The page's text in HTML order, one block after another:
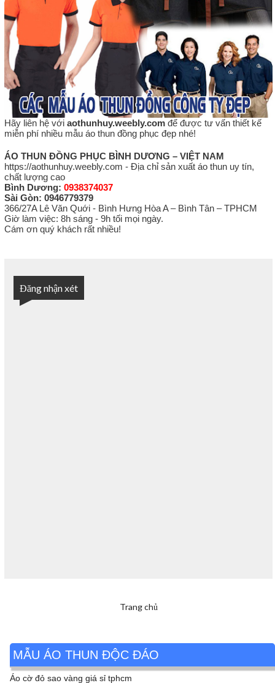
Hãy liên hệ với aothunhuy.weebly.com để được tư vấn thiết kế
miễn phí nhiều mẫu áo thun đồng phục đẹp nhé!
ÁO THUN ĐỒNG PHỤC BÌNH DƯƠNG – VIỆT NAM
https://aothunhuy.weebly.com - Địa chỉ sản xuất áo thun uy tín,
chất lượng cao
Bình Dương: 0938374037
Sài Gòn: 0946779379
366/27A Lê Văn Quới - Bình Hưng Hòa A – Bình Tân – TPHCM
Giờ làm việc: 8h sáng - 9h tối mọi ngày.
Cám ơn quý khách rất nhiều!
Đăng nhận xét
Trang chủ
MẪU ÁO THUN ĐỘC ĐÁO
Áo cờ đỏ sao vàng giá sỉ tphcm